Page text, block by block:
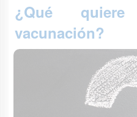
¿Qué
vacunación?